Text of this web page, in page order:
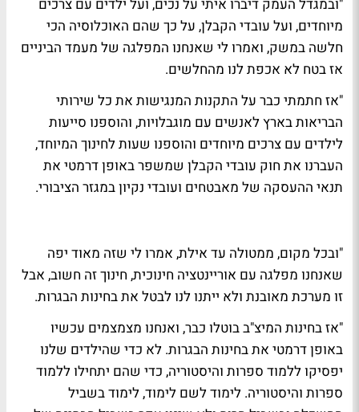
"ובמגדל העמק דיברו איתי על נכים, ועל ילדים עם צרכים
מיוחדים, ועל עובדי הקבלן, על כך שהם האוכלוסיה הכי
חלשה במשק, ואמרו לי שאנחנו המפלגה של מעמד הביניים
אז בטח לא אכפת לנו מהחלשים.
"אז חתמתי כבר על התקנות המנגישות את כל שירותי
הבריאות בארץ לאנשים עם מוגבלויות, והוספנו סייעות
לילדים עם צרכים מיוחדים והוספנו שעות לחינוך המיוחד,
העברנו את חוק עובדי הקבלן שמשפר באופן דרמטי את
תנאי ההעסקה של מאבטחים ועובדי נקיון במגזר הציבורי.
"ובכל מקום, ממטולה עד אילת, אמרו לי שזה מאוד יפה
שאנחנו מפלגה עם אוריינטציה חינוכית, חינוך זה חשוב, אבל
זו מערכת מאובנת ולא ייתנו לנו לבטל את בחינות הבגרות.
"אז בחינות המיצ"ב בוטלו כבר, ואנחנו מצמצמים עכשיו
באופן דרמטי את בחינות הבגרות. לא כדי שהילדים שלנו
יפסיקו ללמוד ספרות והיסטוריה, כדי שהם יתחילו ללמוד
ספרות והיסטוריה. לימוד לשם לימוד, לימוד בשביל